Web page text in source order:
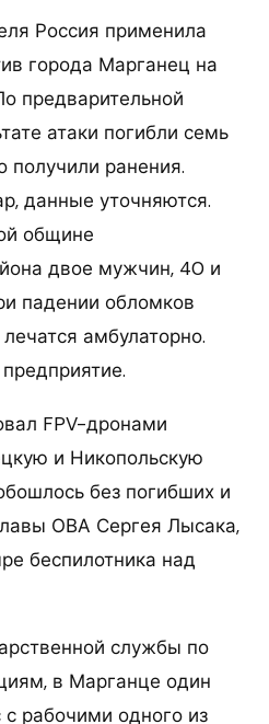
Россия применила
города Марганец на
предварительной
атаки погибли семь
получили ранения.
данные уточняются.
общине
двое мужчин, 40 и
падении обломков
амбулаторно.
FPV-дронами
и Никопольскую
без погибших и
ОВА Сергея Лысака,
беспилотника над
службы по
в Марганце один
рабочими одного из